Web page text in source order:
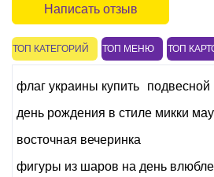
Написать отзыв
ТОП КАТЕГОРИЙ ТОП МЕНЮ ТОП
флаг украины купить
день рождения в стиле микки
восточная вечеринка
фигуры из шаров на день